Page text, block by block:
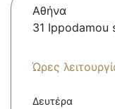
Αθήνα
31 Ippodamou
Ώρες
Δευτέρα